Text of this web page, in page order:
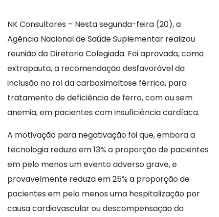
NK Consultores – Nesta segunda-feira (20), a
Agência Nacional de Saúde Suplementar realizou
reunião da Diretoria Colegiada. Foi aprovada, como
extrapauta, a recomendação desfavorável da
inclusão no rol da carboximaltose férrica, para
tratamento de deficiência de ferro, com ou sem
anemia, em pacientes com insuficiência cardíaca.
A motivação para negativação foi que, embora a
tecnologia reduza em 13% a proporção de pacientes
em pelo menos um evento adverso grave, e
provavelmente reduza em 25% a proporção de
pacientes em pelo menos uma hospitalização por
causa cardiovascular ou descompensação do